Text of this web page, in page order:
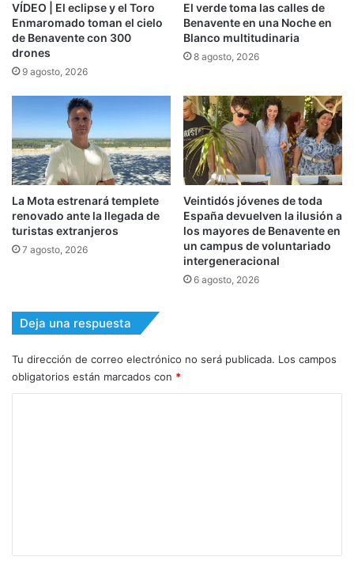
VÍDEO | El eclipse y el Toro
Enmaromado toman el cielo
de Benavente con 300
drones
9 agosto, 2026
El verde toma las calles de
Benavente en una Noche en
Blanco multitudinaria
8 agosto, 2026
La Mota estrenará templete
renovado ante la llegada de
turistas extranjeros
7 agosto, 2026
Veintidós jóvenes de toda
España devuelven la ilusión a
los mayores de Benavente en
un campus de voluntariado
intergeneracional
6 agosto, 2026
Deja una respuesta
Tu dirección de correo electrónico no será publicada. Los campos
obligatorios están marcados con *